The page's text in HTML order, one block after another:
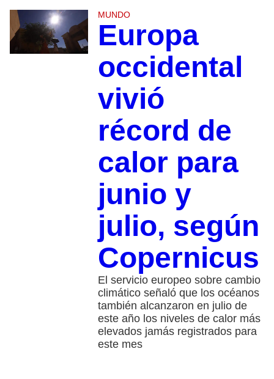
MUNDO
Europa
occidental
vivió
récord de
calor para
junio y
julio, según
Copernicus
El servicio europeo sobre cambio
climático señaló que los océanos
también alcanzaron en julio de
este año los niveles de calor más
elevados jamás registrados para
este mes